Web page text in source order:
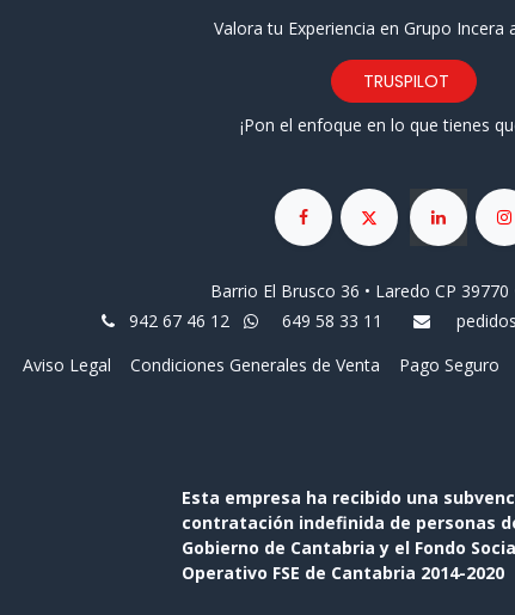
Valora tu Experiencia en Grupo Incera
TRUSPILOT
¡Pon el enfoque en lo que tienes
Barrio El Brusco 36 • Laredo CP 39770
942 67 46 12
649 58 33 11
Aviso Legal
Condiciones Generales de Venta Pago Seguro
Esta empresa ha recibido una
contratación indefinida de personas
Gobierno de Cantabria y el Fondo
Operativo FSE de Cantabria 2014-2020